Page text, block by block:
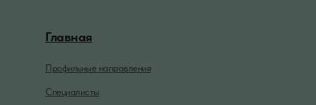
Специалисты
Профильные направления
Главная